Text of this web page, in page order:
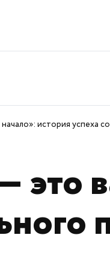
история успеха
это